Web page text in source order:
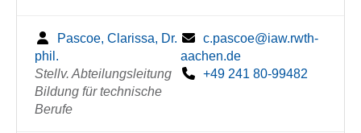
Pascoe, Clarissa, Dr.
phil.
Stellv. Abteilungsleitung
Bildung für technische
Berufe
c.pascoe@iaw.rwth-
aachen.de
+49 241 80-99482